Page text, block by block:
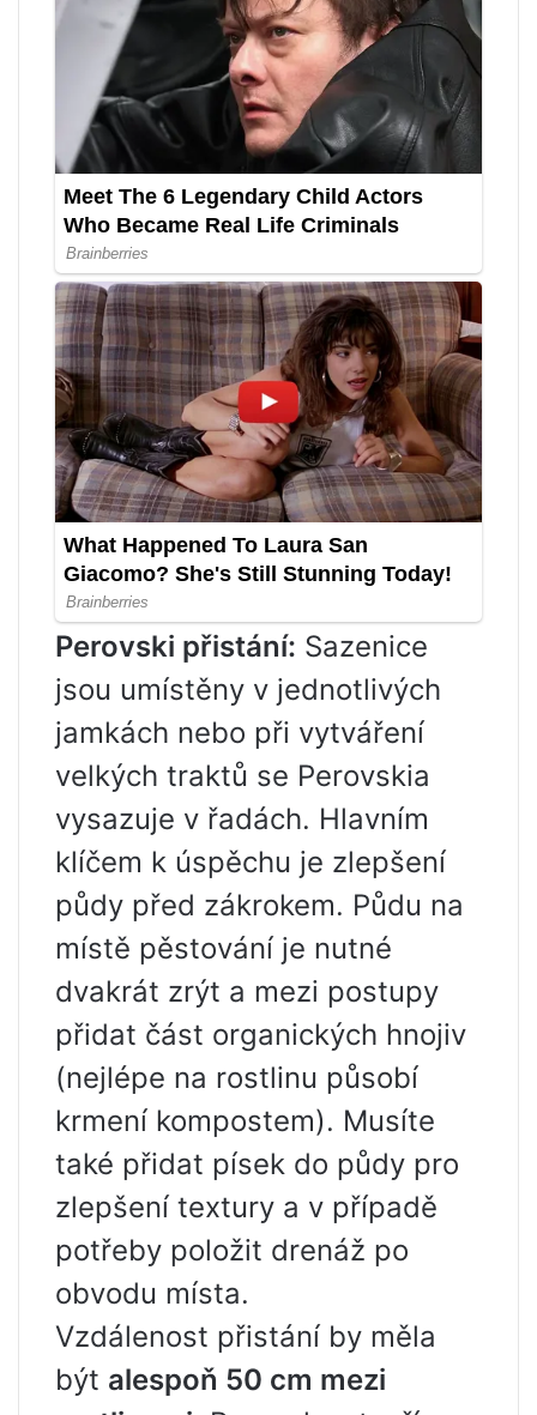
Perovski přistání: Sazenice
jsou umístěny v jednotlivých
jamkách nebo při vytváření
velkých traktů se Perovskia
vysazuje v řadách. Hlavním
klíčem k úspěchu je zlepšení
půdy před zákrokem. Půdu na
místě pěstování je nutné
dvakrát zrýt a mezi postupy
přidat část organických hnojiv
(nejlépe na rostlinu působí
krmení kompostem). Musíte
také přidat písek do půdy pro
zlepšení textury a v případě
potřeby položit drenáž po
obvodu místa.
Vzdálenost přistání by měla
být alespoň 50 cm mezi